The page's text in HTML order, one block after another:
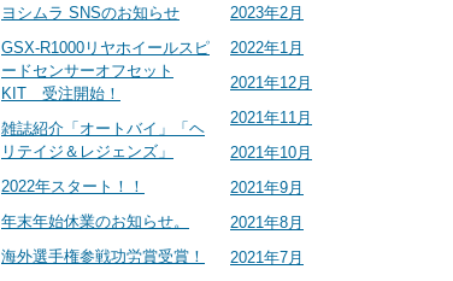
ヨシムラ SNSのお知らせ
GSX-R1000リヤホイールスピ
ードセンサーオフセット
KIT 受注開始！
雑誌紹介「オートバイ」「ヘ
リテイジ＆レジェンズ」
2022年スタート！！
年末年始休業のお知らせ。
海外選手権参戦功労賞受賞！
2023年2月
2022年1月
2021年12月
2021年11月
2021年10月
2021年9月
2021年8月
2021年7月